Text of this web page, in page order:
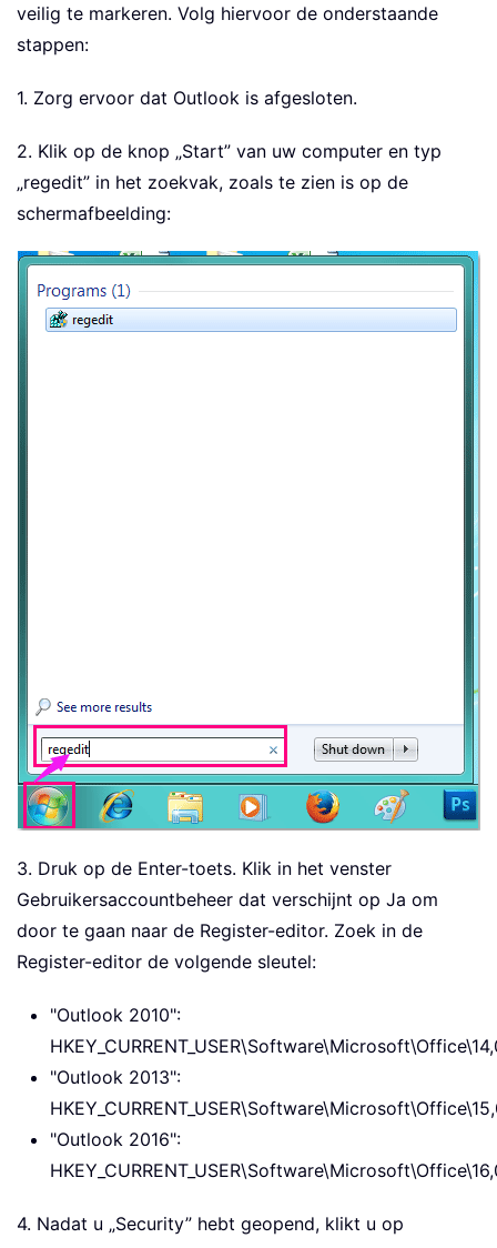
veilig te markeren. Volg hiervoor de onderstaande
stappen:
1. Zorg ervoor dat Outlook is afgesloten.
2. Klik op de knop „Start” van uw computer en typ
„regedit” in het zoekvak, zoals te zien is op de
schermafbeelding:
3. Druk op de Enter-toets. Klik in het venster
Gebruikersaccountbeheer dat verschijnt op Ja om
door te gaan naar de Register-editor. Zoek in de
Register-editor de volgende sleutel:
"Outlook 2010":
"Outlook 2013":
"Outlook 2016":
4. Nadat u „Security” hebt geopend, klikt u op